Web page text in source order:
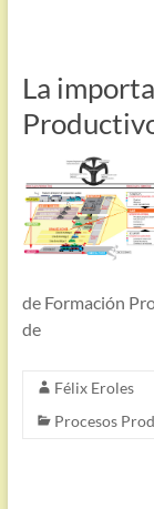
La
de Formación
de
Félix Eroles
Procesos